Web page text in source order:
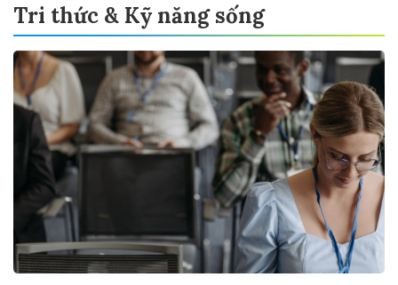
Tri thức & Kỹ năng sống